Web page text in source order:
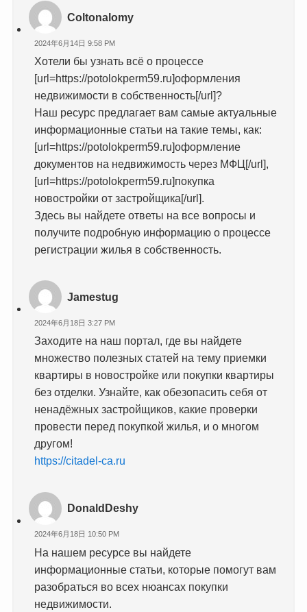
Coltonalomy
2024年6月14日 9:58 PM
Хотели бы узнать всё о процессе
[url=https://potolokperm59.ru]оформления
недвижимости в собственность[/url]?
Наш ресурс предлагает вам самые актуальные
информационные статьи на такие темы, как:
[url=https://potolokperm59.ru]оформление
документов на недвижимость через МФЦ[/url],
[url=https://potolokperm59.ru]покупка
новостройки от застройщика[/url].
Здесь вы найдете ответы на все вопросы и
получите подробную информацию о процессе
регистрации жилья в собственность.
Jamestug
2024年6月18日 3:27 PM
Заходите на наш портал, где вы найдете
множество полезных статей на тему приемки
квартиры в новостройке или покупки квартиры
без отделки. Узнайте, как обезопасить себя от
ненадёжных застройщиков, какие проверки
провести перед покупкой жилья, и о многом
другом!
https://citadel-ca.ru
DonaldDeshy
2024年6月18日 10:50 PM
На нашем ресурсе вы найдете
информационные статьи, которые помогут вам
разобраться во всех нюансах покупки
недвижимости.